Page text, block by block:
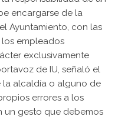
encargarse de la
Ayuntamiento, con las
empleados
exclusivamente
de IU, señaló el
la alcaldía o alguno de
errores a los
un gesto que debemos